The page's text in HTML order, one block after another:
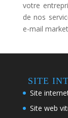
votre
de nos
e-mail
SITE
Site
Site web